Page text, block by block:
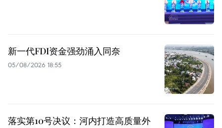
新一代FDI资金强劲涌入同奈
05/08/2026 18:55
落实第10号决议：河内打造高质量外